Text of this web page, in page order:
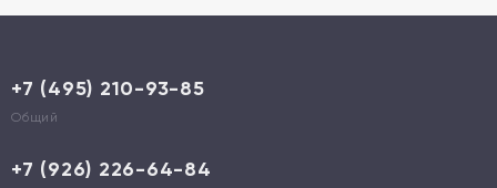
+7 (495) 210-93-85
Общий
+7 (926) 226-64-84